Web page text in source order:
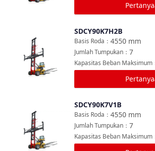
Bandingkan
SDCY90K7H2B
4550 mm
Basis Roda ：
7
Jumlah Tumpukan ：
Kapasitas Beban Maksimum
Bandingkan
SDCY90K7V1B
4550 mm
Basis Roda ：
7
Jumlah Tumpukan ：
Kapasitas Beban Maksimum